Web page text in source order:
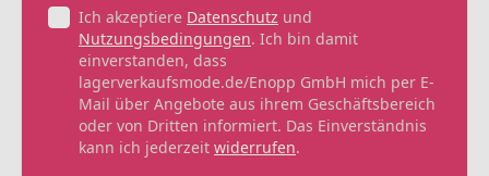
Ich akzeptiere Datenschutz und
Nutzungsbedingungen. Ich bin damit
einverstanden, dass
lagerverkaufsmode.de/Enopp GmbH mich per E-
Mail über Angebote aus ihrem Geschäftsbereich
oder von Dritten informiert. Das Einverständnis
kann ich jederzeit widerrufen.